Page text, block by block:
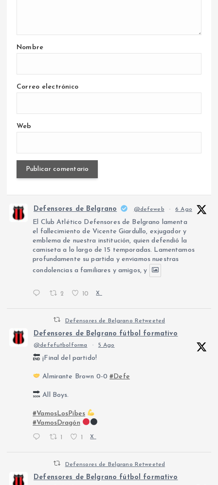
Nombre
Correo electrónico
Web
Defensores de Belgrano @defeweb · 6 Ago
El Club Atlético Defensores de Belgrano lamenta
el fallecimiento de Vicente Giardullo, exjugador y
emblema de nuestra institución, quien defendió la
camiseta a lo largo de 15 temporadas. Lamentamos
profundamente su partida y enviamos nuestras
condolencias a familiares y amigos, y
2 10 X
Defensores de Belgrano Retweeted
Defensores de Belgrano fútbol formativo
@defefutbolforma · 5 Ago
¡Final del partido!
Almirante Brown 0-0#Defe
All Boys.
#VamosLosPibes
#VamosDragón
1 1 X
Defensores de Belgrano Retweeted
Defensores de Belgrano fútbol formativo